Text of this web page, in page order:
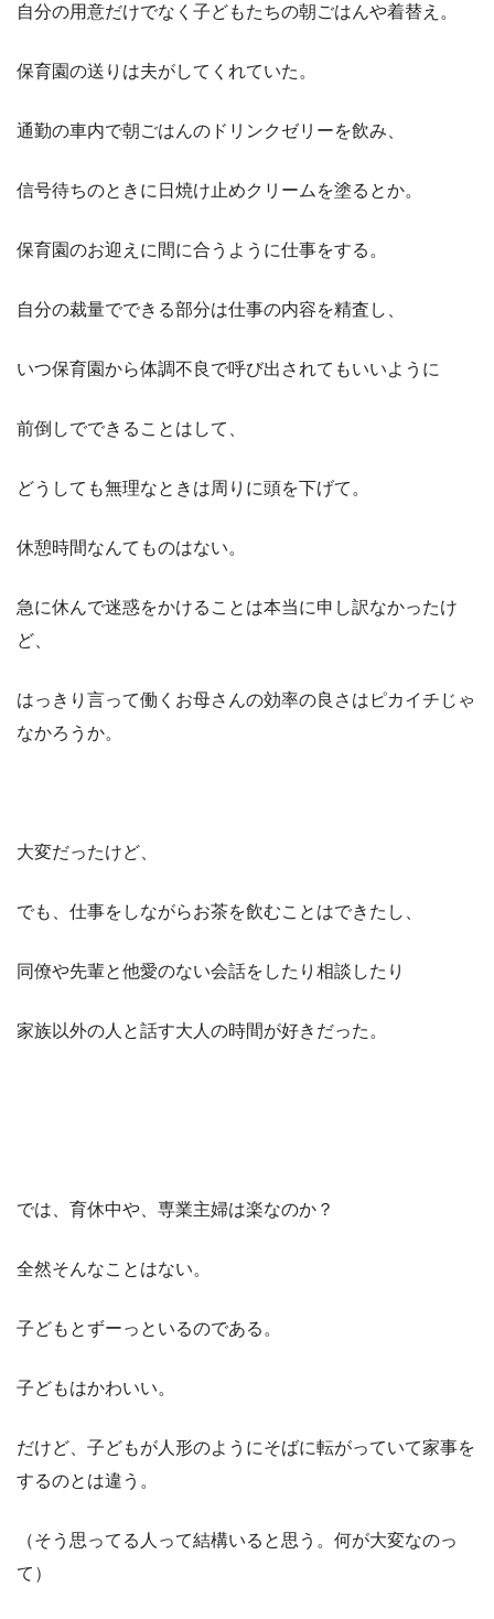
自分の用意だけでなく子どもたちの朝ごはんや着替え。
保育園の送りは夫がしてくれていた。
通勤の車内で朝ごはんのドリンクゼリーを飲み、
信号待ちのときに日焼け止めクリームを塗るとか。
保育園のお迎えに間に合うように仕事をする。
自分の裁量でできる部分は仕事の内容を精査し、
いつ保育園から体調不良で呼び出されてもいいように
前倒しでできることはして、
どうしても無理なときは周りに頭を下げて。
休憩時間なんてものはない。
急に休んで迷惑をかけることは本当に申し訳なかったけ
ど、
はっきり言って働くお母さんの効率の良さはピカイチじゃ
なかろうか。
大変だったけど、
でも、仕事をしながらお茶を飲むことはできたし、
同僚や先輩と他愛のない会話をしたり相談したり
家族以外の人と話す大人の時間が好きだった。
では、育休中や、専業主婦は楽なのか？
全然そんなことはない。
子どもとずーっといるのである。
子どもはかわいい。
だけど、子どもが人形のようにそばに転がっていて家事を
するのとは違う。
（そう思ってる人って結構いると思う。何が大変なのっ
て）